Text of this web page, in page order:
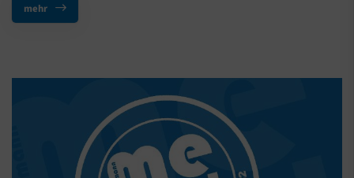
mehr